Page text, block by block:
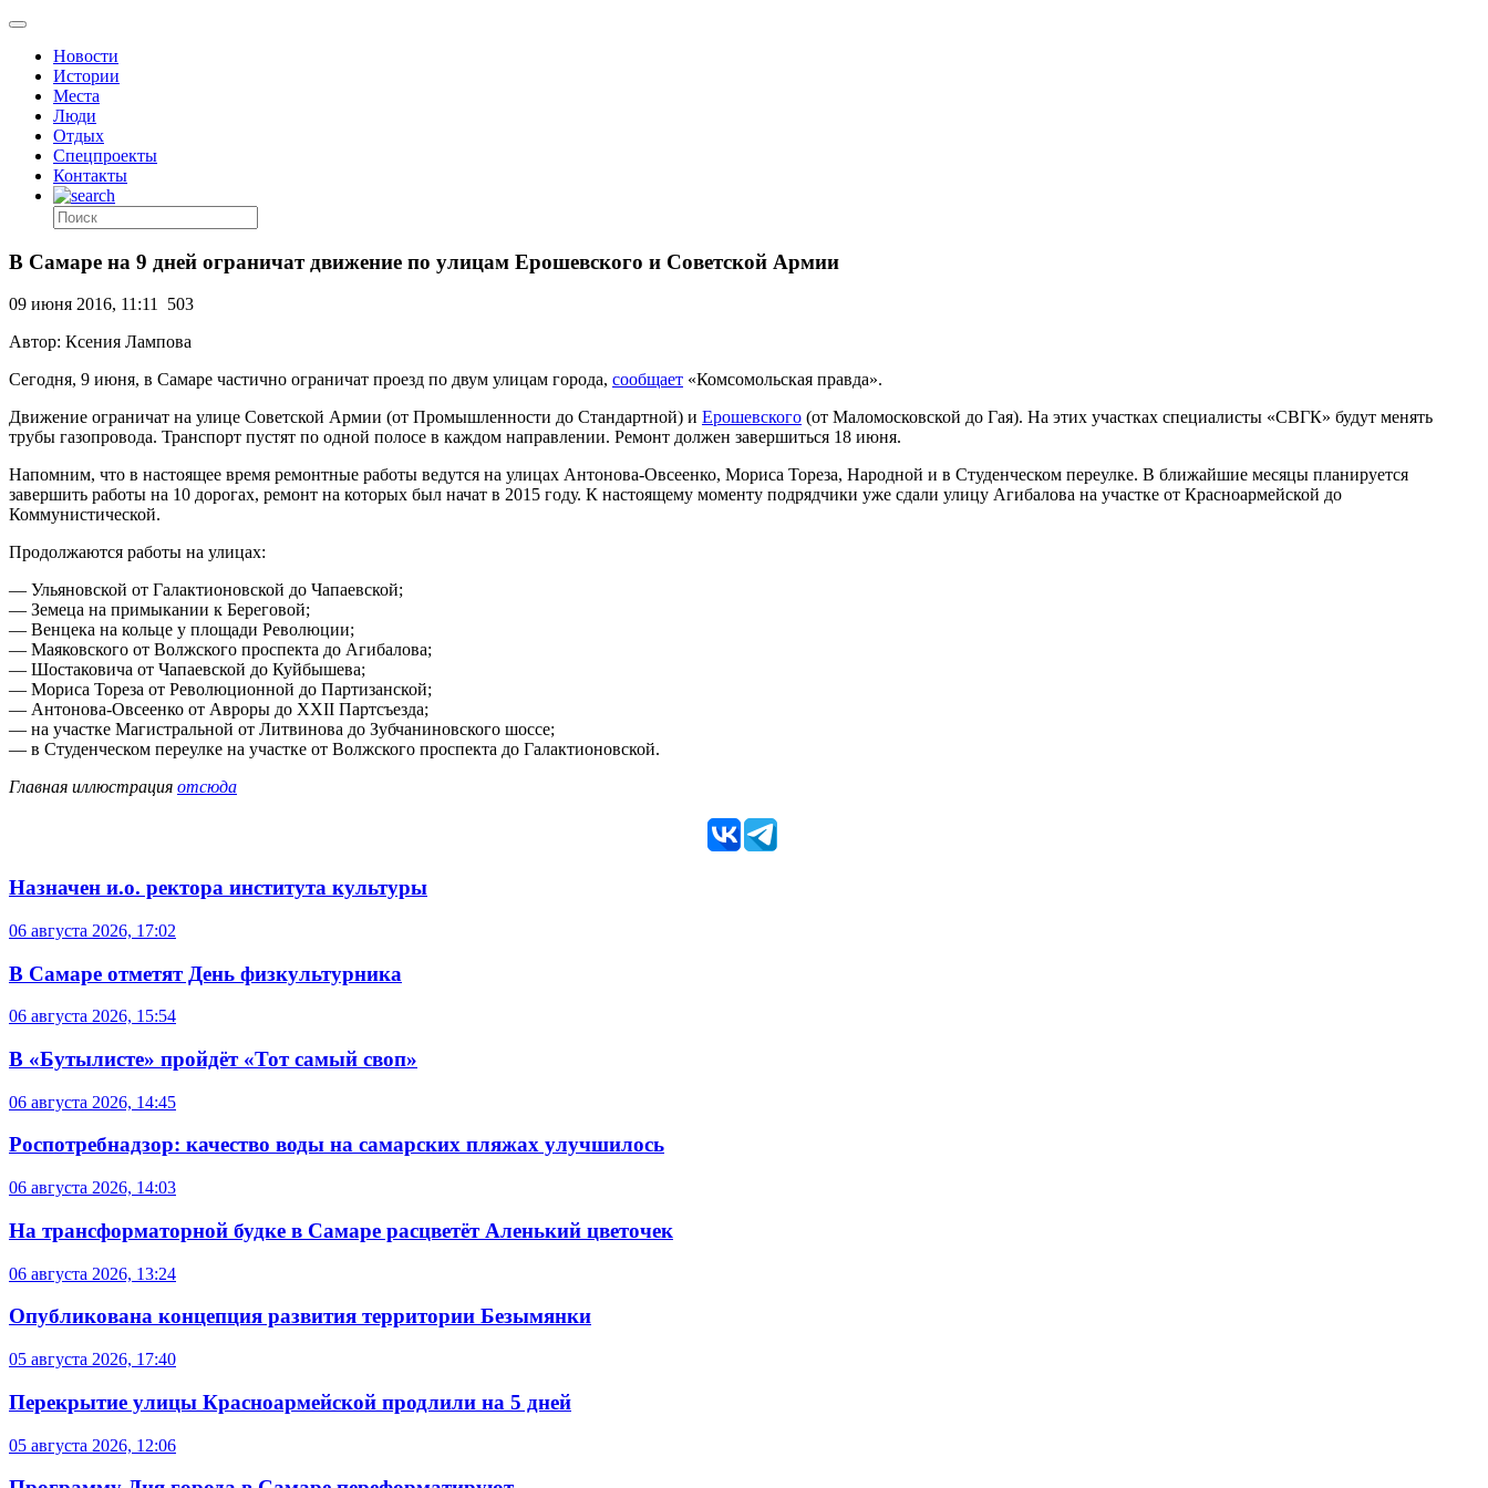
Новости
Истории
Места
Люди
Отдых
Спецпроекты
Контакты
В Самаре на 9 дней ограничат движение по улицам Ерошевского и Советской Армии
09 июня 2016, 11:11 503
Автор: Ксения Лампова
Сегодня, 9 июня, в Самаре частично ограничат проезд по двум улицам города, сообщает «Комсомольская правда».
Движение ограничат на улице Советской Армии (от Промышленности до Стандартной) и Ерошевского (от Маломосковской до Гая). На этих участках специалисты «СВГК» будут менять
трубы газопровода. Транспорт пустят по одной полосе в каждом направлении. Ремонт должен завершиться 18 июня.
Напомним, что в настоящее время ремонтные работы ведутся на улицах Антонова-Овсеенко, Мориса Тореза, Народной и в Студенческом переулке. В ближайшие месяцы планируется
завершить работы на 10 дорогах, ремонт на которых был начат в 2015 году. К настоящему моменту подрядчики уже сдали улицу Агибалова на участке от Красноармейской до
Коммунистической.
Продолжаются работы на улицах:
— Ульяновской от Галактионовской до Чапаевской;
— Земеца на примыкании к Береговой;
— Венцека на кольце у площади Революции;
— Маяковского от Волжского проспекта до Агибалова;
— Шостаковича от Чапаевской до Куйбышева;
— Мориса Тореза от Революционной до Партизанской;
— Антонова-Овсеенко от Авроры до ХХII Партсъезда;
— на участке Магистральной от Литвинова до Зубчаниновского шоссе;
— в Студенческом переулке на участке от Волжского проспекта до Галактионовской.
Главная иллюстрация отсюда
Назначен и.о. ректора института культуры
06 августа 2026, 17:02
В Самаре отметят День физкультурника
06 августа 2026, 15:54
В «Бутылисте» пройдёт «Тот самый своп»
06 августа 2026, 14:45
Роспотребнадзор: качество воды на самарских пляжах улучшилось
06 августа 2026, 14:03
На трансформаторной будке в Самаре расцветёт Аленький цветочек
06 августа 2026, 13:24
Опубликована концепция развития территории Безымянки
05 августа 2026, 17:40
Перекрытие улицы Красноармейской продлили на 5 дней
05 августа 2026, 12:06